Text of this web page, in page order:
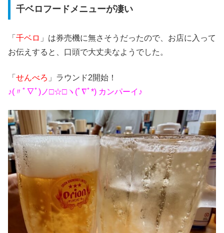
千ベロフードメニューが凄い
「 千ベロ 」は券売機に無さそうだったので、お店に入って
お伝えすると、口頭で大丈夫なようでした。
「 せんべろ 」ラウンド2開始！
♪(〃ﾟ∇ﾟ)ノ□☆□ヽ(ﾟ∇ﾟ*) カンパーイ♪